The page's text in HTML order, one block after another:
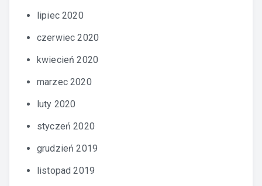
lipiec 2020
czerwiec 2020
kwiecień 2020
marzec 2020
luty 2020
styczeń 2020
grudzień 2019
listopad 2019